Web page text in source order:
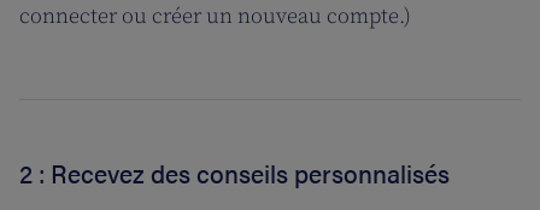
connecter ou créer un nouveau compte.)
2 : Recevez des conseils personnalisés